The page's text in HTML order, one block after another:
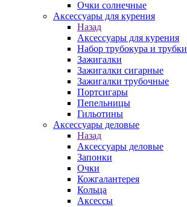
Очки солнечные
Аксессуары для курения
Назад
Аксессуары для курения
Набор трубокура и трубки
Зажигалки
Зажигалки сигарные
Зажигалки трубочные
Портсигары
Пепельницы
Гильотины
Аксессуары деловые
Назад
Аксессуары деловые
Запонки
Очки
Кожгалантерея
Кольца
Аксессы